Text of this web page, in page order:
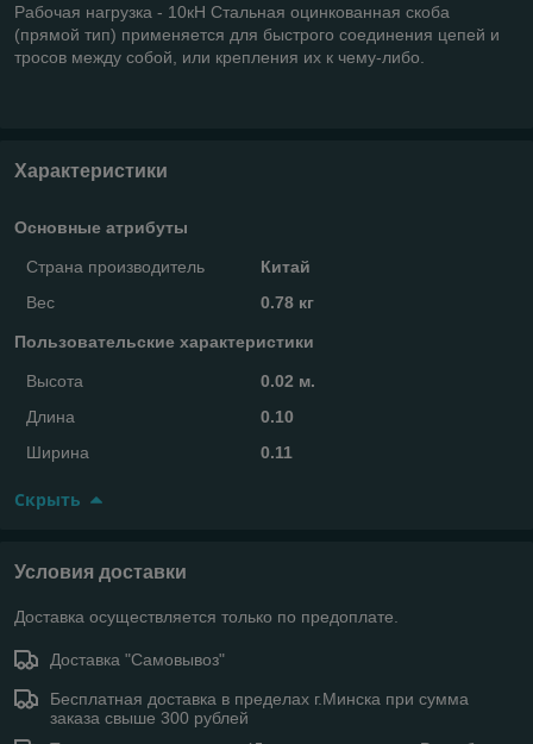
Рабочая нагрузка - 10кН Стальная оцинкованная скоба
(прямой тип) применяется для быстрого соединения цепей и
тросов между собой, или крепления их к чему-либо.
Характеристики
Основные атрибуты
Страна производитель
Китай
Вес
0.78 кг
Пользовательские характеристики
Высота
0.02 м.
Длина
0.10
Ширина
0.11
Скрыть
Условия доставки
Доставка осуществляется только по предоплате.
Доставка "Самовывоз"
Бесплатная доставка в пределах г.Минска при сумма
заказа свыше 300 рублей